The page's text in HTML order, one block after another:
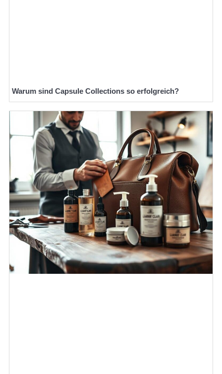
Warum sind Capsule Collections so erfolgreich?